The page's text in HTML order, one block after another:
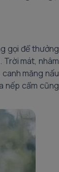
gọi để thưởng
Trời mát, nhâm
măng nấu
nếp cẩm cũng